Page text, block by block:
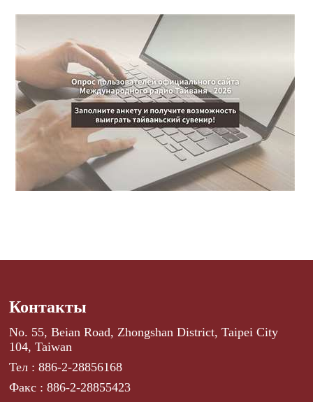
Контакты
No. 55, Beian Road, Zhongshan District, Taipei City
104, Taiwan
Тел : 886-2-28856168
Факс : 886-2-28855423